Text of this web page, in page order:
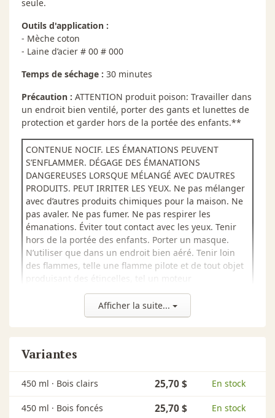
seule.
Outils d'application :
- Mèche coton
- Laine d’acier # 00 # 000
Temps de séchage : 30 minutes
Précaution : ATTENTION produit poison: Travailler dans
un endroit bien ventilé, porter des gants et lunettes de
protection et garder hors de la portée des enfants.**
CONTENUE NOCIF. LES ÉMANATIONS PEUVENT
S’ENFLAMMER. DÉGAGE DES ÉMANATIONS
DANGEREUSES LORSQUE MÉLANGÉ AVEC D’AUTRES
PRODUITS. PEUT IRRITER LES YEUX. Ne pas mélanger
avec d’autres produits chimiques pour la maison. Ne
pas avaler. Ne pas fumer. Ne pas respirer les
émanations. Éviter tout contact avec les yeux. Tenir
hors de la portée des enfants. Porter un masque.
N’utiliser que dans un endroit bien aéré. Tenir loin
des flammes, telle une flamme pilote et de tout objet
produisant des étincelles, tel un moteur
électrique.PREMIER SOINS Contient de L’éther
monométhylique de propylène glycol, de la Méthyl
éthylcétone, de l’Acétone et de l’Alcool éthylique. En
consciente, ne pas provoquer le vomissement. En cas
moins 20 minutes.
Afficher la suite...
Variantes
450 ml · Bois clairs 25,70 $ En stock
450 ml · Bois foncés 25,70 $ En stock